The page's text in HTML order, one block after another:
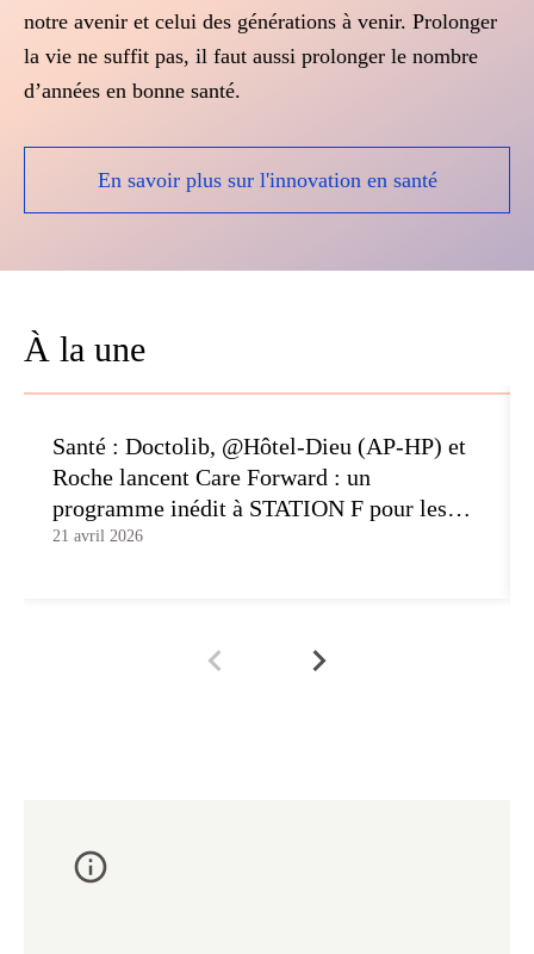
notre avenir et celui des générations à venir. Prolonger
la vie ne suffit pas, il faut aussi prolonger le nombre
d’années en bonne santé.
En savoir plus sur l'innovation en santé
À la une
Santé : Doctolib, @Hôtel-Dieu (AP-HP) et
Roche lancent Care Forward : un
programme inédit à STATION F pour les
startups européennes
21 avril 2026